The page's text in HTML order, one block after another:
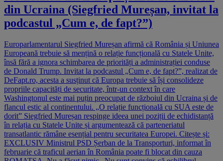
din Ucraina (Siegfried Mureșan, invitat la
podcastul „Cum e, de fapt?”)
Europarlamentarul Siegfried Mureșan afirmă că România și Uniunea
Europeană trebuie să mențină o relație funcțională cu Statele Unite,
însă fără a ignora schimbarea de priorități a administrației conduse
de Donald Trump. Invitat la podcastul „Cum e, de fapt?”, realizat de
DeFapt.ro, acesta a susținut că Europa trebuie să își consolideze
propriile capacități de securitate, într-un context în care
Washingtonul este mai puțin preocupat de războiul din Ucraina și de
flancul estic al continentului. „O relație funcțională cu SUA este de
dorit” Siegfried Mureșan respinge ideea unei poziții de echidistanță
în relația cu Statele Unite și argumentează că parteneriatul
transatlantic rămâne esențial pentru securitatea Europei. Citește și:
EXCLUSIV Ministrul PSD Șerban de la Transporturi, informat în
februarie că traficul aerian în România poate fi blocat din cauza